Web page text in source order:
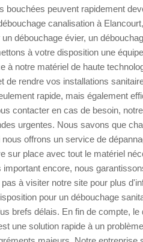
bouchées peuvent rapidement
canalisation à
débouchage évier, un
à votre disposition une
à notre matériel de haute
de rendre vos installations
rapide, mais également
contacter en cas de besoin,
urgentes. Nous savons que
offrons un service de
sur place avec tout le matériel
encore, nous
à visiter notre site pour plus
pour un débouchage
brefs délais. En fin de compte, le
une solution rapide à un